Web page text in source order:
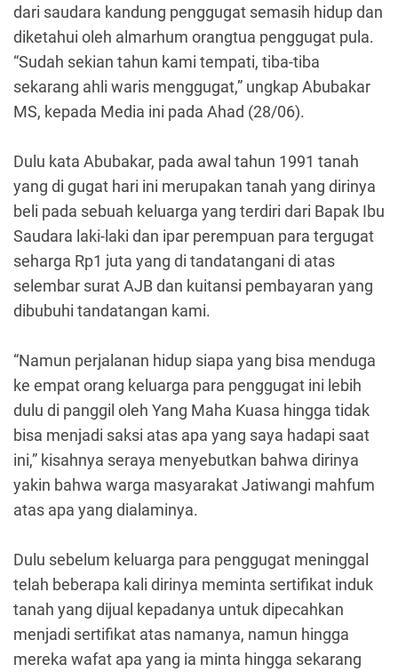
dari saudara kandung penggugat semasih hidup dan
diketahui oleh almarhum orangtua penggugat pula.
“Sudah sekian tahun kami tempati, tiba-tiba
sekarang ahli waris menggugat,” ungkap Abubakar
MS, kepada Media ini pada Ahad (28/06).
Dulu kata Abubakar, pada awal tahun 1991 tanah
yang di gugat hari ini merupakan tanah yang dirinya
beli pada sebuah keluarga yang terdiri dari Bapak Ibu
Saudara laki-laki dan ipar perempuan para tergugat
seharga Rp1 juta yang di tandatangani di atas
selembar surat AJB dan kuitansi pembayaran yang
dibubuhi tandatangan kami.
“Namun perjalanan hidup siapa yang bisa menduga
ke empat orang keluarga para penggugat ini lebih
dulu di panggil oleh Yang Maha Kuasa hingga tidak
bisa menjadi saksi atas apa yang saya hadapi saat
ini,” kisahnya seraya menyebutkan bahwa dirinya
yakin bahwa warga masyarakat Jatiwangi mahfum
atas apa yang dialaminya.
Dulu sebelum keluarga para penggugat meninggal
telah beberapa kali dirinya meminta sertifikat induk
tanah yang dijual kepadanya untuk dipecahkan
menjadi sertifikat atas namanya, namun hingga
mereka wafat apa yang ia minta hingga sekarang